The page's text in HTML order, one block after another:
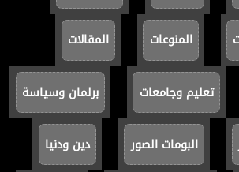
المنوعات المقالات
تعليم وجامعات برلمان وسياسة
البومات الصور دين ودنيا